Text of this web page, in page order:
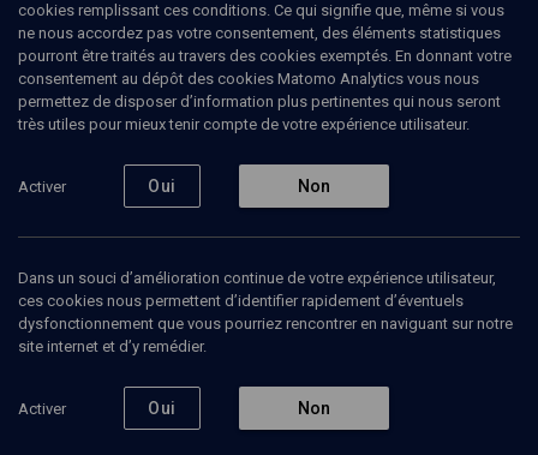
Abonnez-vous à notre newsletter
Société La rédaction
cookies remplissant ces conditions. Ce qui signifie que, même si vous
ne nous accordez pas votre consentement, des éléments statistiques
pourront être traités au travers des cookies exemptés. En donnant votre
consentement au dépôt des cookies Matomo Analytics vous nous
permettez de disposer d’information plus pertinentes qui nous seront
très utiles pour mieux tenir compte de votre expérience utilisateur.
Activer Oui Non
Dans un souci d’amélioration continue de votre expérience utilisateur,
ces cookies nous permettent d’identifier rapidement d’éventuels
dysfonctionnement que vous pourriez rencontrer en naviguant sur notre
site internet et d’y remédier.
Activer Oui Non